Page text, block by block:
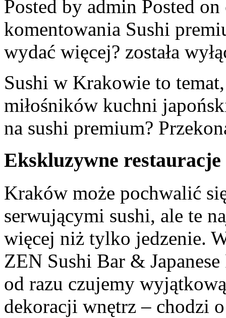
Posted by admin Posted
komentowania Sushi
wydać więcej? została
Sushi w Krakowie to
miłośników kuchni
na sushi premium?
Ekskluzywne
Kraków może pochwalić
serwującymi sushi, ale te
więcej niż tylko jedzenie.
ZEN Sushi Bar &
od razu czujemy
dekoracji wnętrz – chodzi